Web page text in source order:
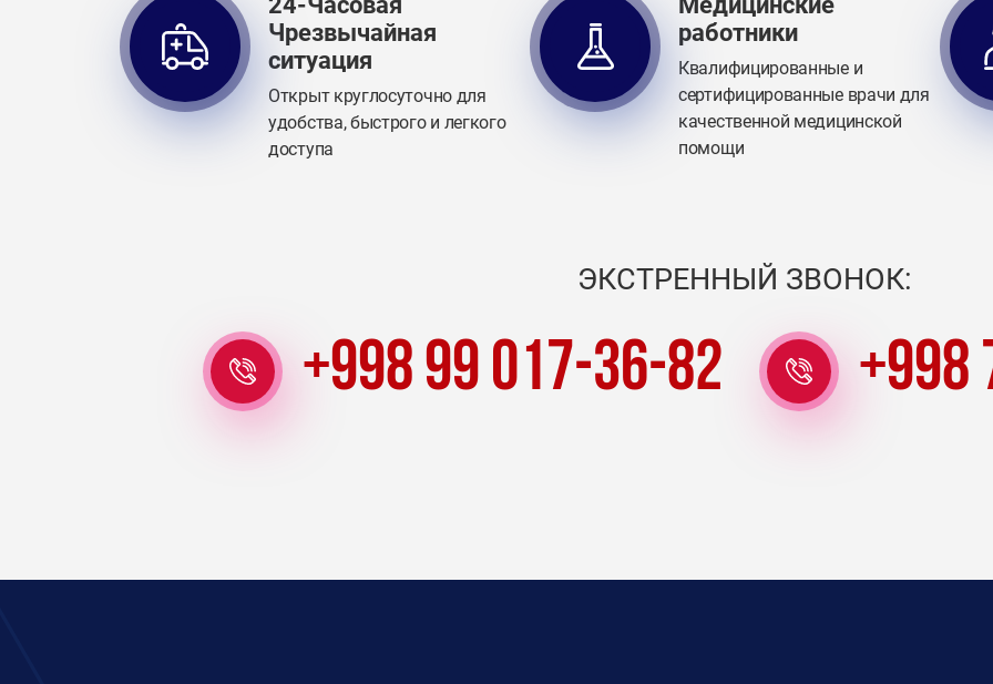
Чрезвычайная
ситуация
Открыт круглосуточно для
удобства, быстрого и легкого
доступа
работники
Квалифицированные и
сертифицированные врачи для
качественной медицинской
помощи
ЭКСТРЕННЫЙ ЗВОНОК:
+998 99 017-36-82 +998